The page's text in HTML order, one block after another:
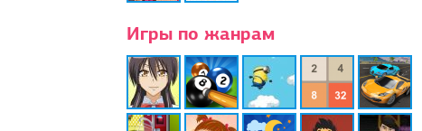
Игры по жанрам